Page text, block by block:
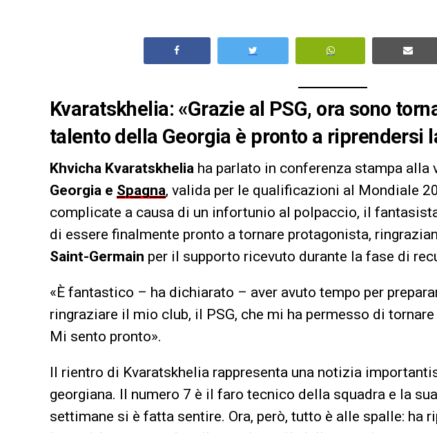
Kvaratskhelia: «Grazie al PSG, ora sono
talento della Georgia è pronto a riprendersi
Khvicha Kvaratskhelia ha parlato in conferenza stampa
Georgia e Spagna, valida per le qualificazioni al Mondiale
complicate a causa di un infortunio al polpaccio, il
di essere finalmente pronto a tornare protagonista,
Saint-Germain per il supporto ricevuto durante la fase di
«È fantastico – ha dichiarato – aver avuto tempo per
ringraziare il mio club, il PSG, che mi ha permesso di
Mi sento pronto».
Il rientro di Kvaratskhelia rappresenta una notizia
georgiana. Il numero 7 è il faro tecnico della squadra e la
settimane si è fatta sentire. Ora, però, tutto è alle spalle: ha